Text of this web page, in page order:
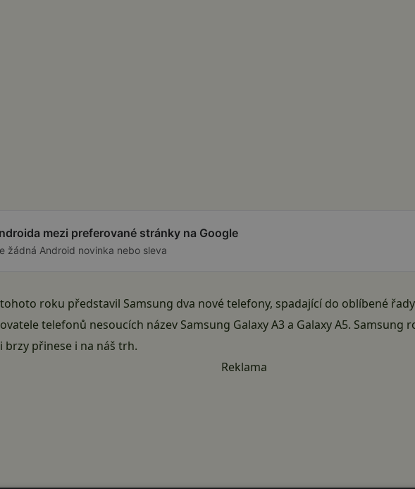
mezi preferované stránky na Google
žádná Android novinka nebo sleva
roku představil Samsung dva nové telefony, spadající do oblíbené
telefonů nesoucích název Samsung Galaxy A3 a Galaxy A5. Samsung
brzy přinese i na náš trh.
Reklama